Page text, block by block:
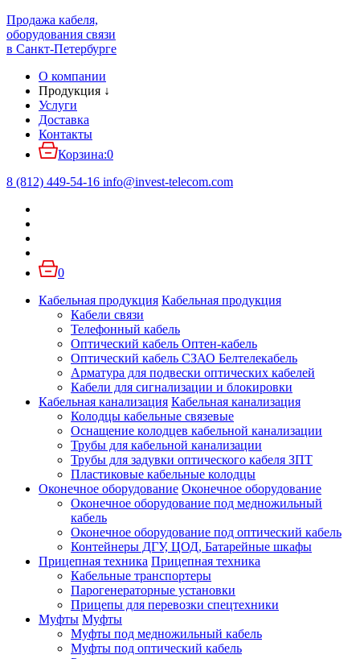
Продажа кабеля,
оборудования связи
в Санкт-Петербурге
О компании
Продукция ↓
Услуги
Доставка
Контакты
Корзина:0
8 (812) 449-54-16 info@invest-telecom.com
0
Кабельная продукция Кабельная продукция
Кабели связи
Телефонный кабель
Оптический кабель Оптен-кабель
Оптический кабель СЗАО Белтелекабель
Арматура для подвески оптических кабелей
Кабели для сигнализации и блокировки
Кабельная канализация Кабельная канализация
Колодцы кабельные связевые
Оснащение колодцев кабельной канализации
Трубы для кабельной канализации
Трубы для задувки оптического кабеля ЗПТ
Пластиковые кабельные колодцы
Оконечное оборудование Оконечное оборудование
Оконечное оборудование под медножильный
кабель
Оконечное оборудование под оптический кабель
Контейнеры ДГУ, ЦОД, Батарейные шкафы
Прицепная техника Прицепная техника
Кабельные транспортеры
Парогенераторные установки
Прицепы для перевозки спецтехники
Муфты Муфты
Муфты под медножильный кабель
Муфты под оптический кабель